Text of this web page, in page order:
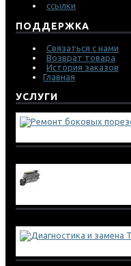
ссылки
ПОДДЕРЖКА
Связаться с нами
Возврат товара
История заказов
Главная
УСЛУГИ